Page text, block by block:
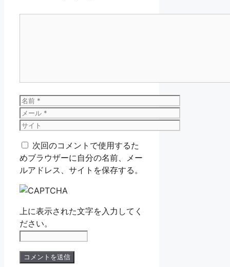
名
前
メ
ー
サ
ト 次回のコメントで使用するた
めブラウザーに自分の名前、メー
ルアドレス、サイトを保存する。
上に表示された文字を入力してく
ださい。